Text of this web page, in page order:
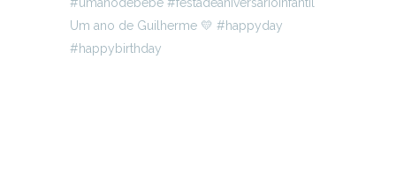
Um ano de Guilherme 💛 #happyday
#happybirthday